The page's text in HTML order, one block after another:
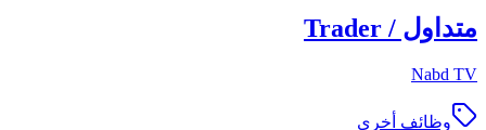
متداول / Trader
Nabd TV
وظائف أخرى